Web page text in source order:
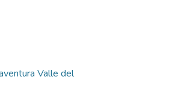
Valle del